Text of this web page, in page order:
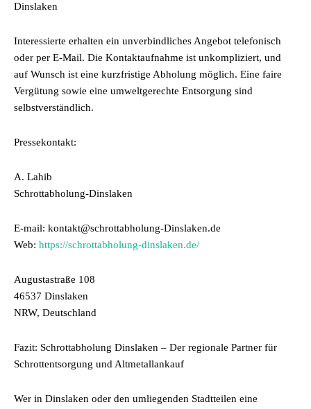
Dinslaken
Interessierte erhalten ein unverbindliches Angebot telefonisch
oder per E-Mail. Die Kontaktaufnahme ist unkompliziert, und
auf Wunsch ist eine kurzfristige Abholung möglich. Eine faire
Vergütung sowie eine umweltgerechte Entsorgung sind
selbstverständlich.
Pressekontakt:
A. Lahib
Schrottabholung-Dinslaken
E-mail: kontakt@schrottabholung-Dinslaken.de
Web: https://schrottabholung-dinslaken.de/
Augustastraße 108
46537 Dinslaken
NRW, Deutschland
Fazit: Schrottabholung Dinslaken – Der regionale Partner für
Schrottentsorgung und Altmetallankauf
Wer in Dinslaken oder den umliegenden Stadtteilen eine